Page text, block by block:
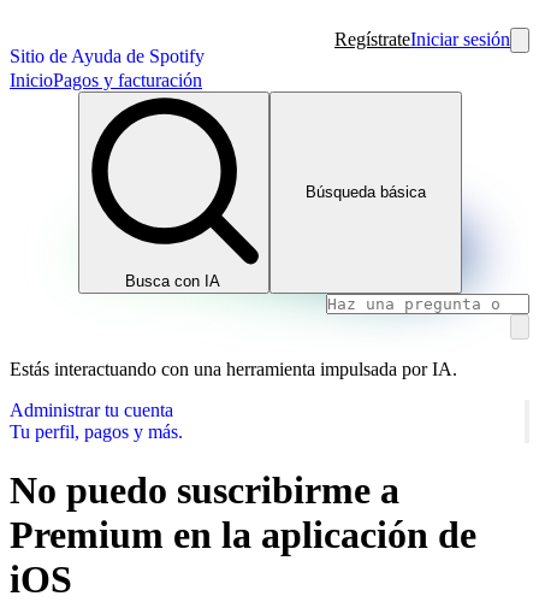
Sitio de Ayuda de Spotify
RegístrateIniciar sesión
InicioPagos y facturación
Busca con IA
Búsqueda básica
Estás interactuando con una herramienta impulsada por IA.
Administrar tu cuenta
Tu perfil, pagos y más.
No puedo suscribirme a
Premium en la aplicación de
iOS